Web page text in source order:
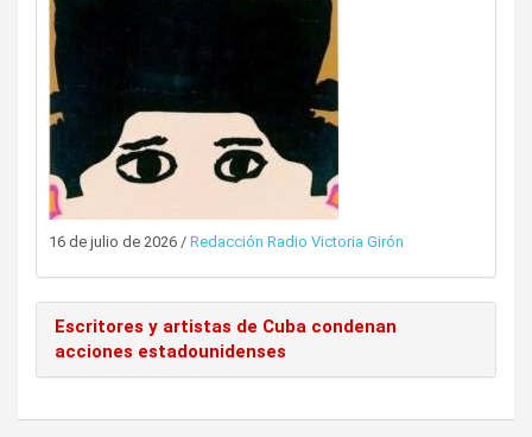
16 de julio de 2026 / Redacción Radio Victoria Girón
Escritores y artistas de Cuba condenan
acciones estadounidenses